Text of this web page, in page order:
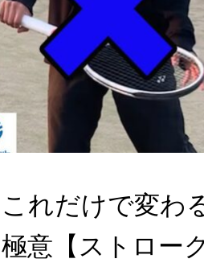
これだけで変わ
極意【ストローク